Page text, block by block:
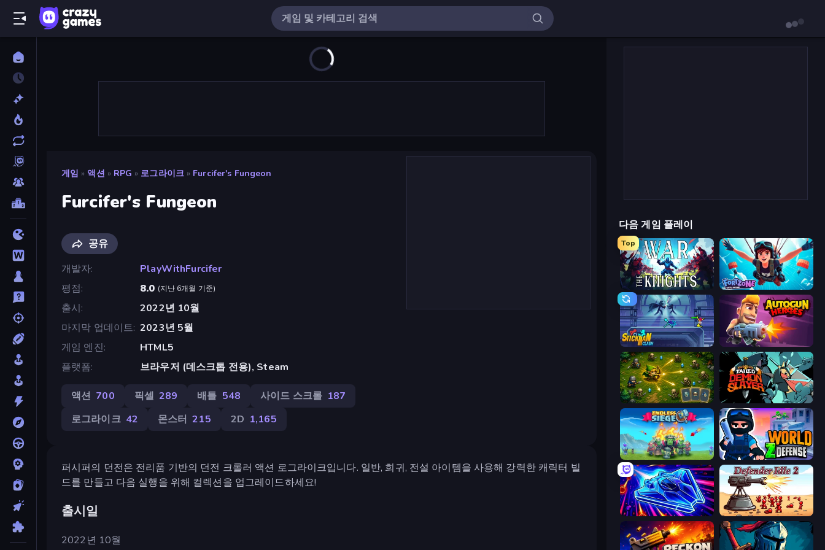
게임 » 액션 » RPG » 로그라이크 » Furcifer's Fungeon
Furcifer's Fungeon
공유
개발자
PlayWithFurcifer
평점
8.0 (지난 6개월 기준)
출시
2022년 10월
마지막 업데이트 2023년 5월
게임 엔진
HTML5
플랫폼
브라우저 (데스크톱 전용), Steam
액션 700 픽셀 289 배틀 548 사이드 스크롤 187
로그라이크 42 몬스터 215 2D 1,165
퍼시퍼의 던전은 전리품 기반의 던전 크롤러 액션 로그라이크입니다. 일반, 희귀, 전설 아이템을 사용해 강력한 캐릭터 빌
드를 만들고 다음 실행을 위해 컬렉션을 업그레이드하세요!
출시일
2022년 10월
다음 게임 플레이
Top
War the Knights Fortzone Battle Royale
Stickman Clash Autogun Heroes
Tiny Ranger Tailed Demon Slayer
Endless Siege World Z Defense - Zombie Defense
Stellar Swarm Defender Idle 2